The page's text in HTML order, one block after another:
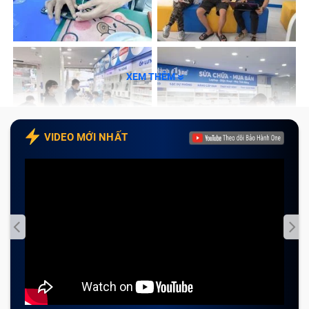
Dấu hiệu nhận biết màn hình laptop Hp
Pavilion X360 11 (đã bao gồm công)
cần được sửa chữa
Vì màn hình là bộ phận rất mong manh nên cho dù bạn
là một người dùng sử dụng laptop cực kỳ cẩn thận thì
đôi khi cũng không tránh khỏi việc vô tình gây ra
những vấn đề rắc rối cho màn hình máy tính.
trong laptop sẽ bị hao mòn theo thời gian nên việc
dấu hiệu khác bạn có thể thấy rõ ràng như sau:
XEM THÊM
VIDEO MỚI NHẤT